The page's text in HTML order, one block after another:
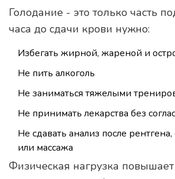
Голодание - это только часть
часа до сдачи крови нужно:
Избегать жирной, жареной и
Не пить алкоголь
Не заниматься тяжелыми
Не принимать лекарства без
Не сдавать анализ после
или массажа
Физическая нагрузка